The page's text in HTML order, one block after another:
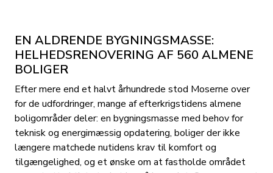
EN ALDRENDE BYGNINGSMASSE:
HELHEDSRENOVERING AF 560 ALMENE
BOLIGER
Efter mere end et halvt århundrede stod Moserne over
for de udfordringer, mange af efterkrigstidens almene
boligområder deler: en bygningsmasse med behov for
teknisk og energimæssig opdatering, boliger der ikke
længere matchede nutidens krav til komfort og
tilgængelighed, og et ønske om at fastholde området